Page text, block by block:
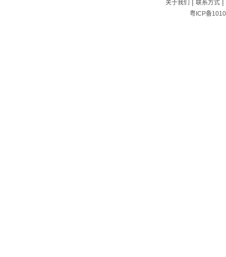
关于我们 | 联系方式|
粤ICP备